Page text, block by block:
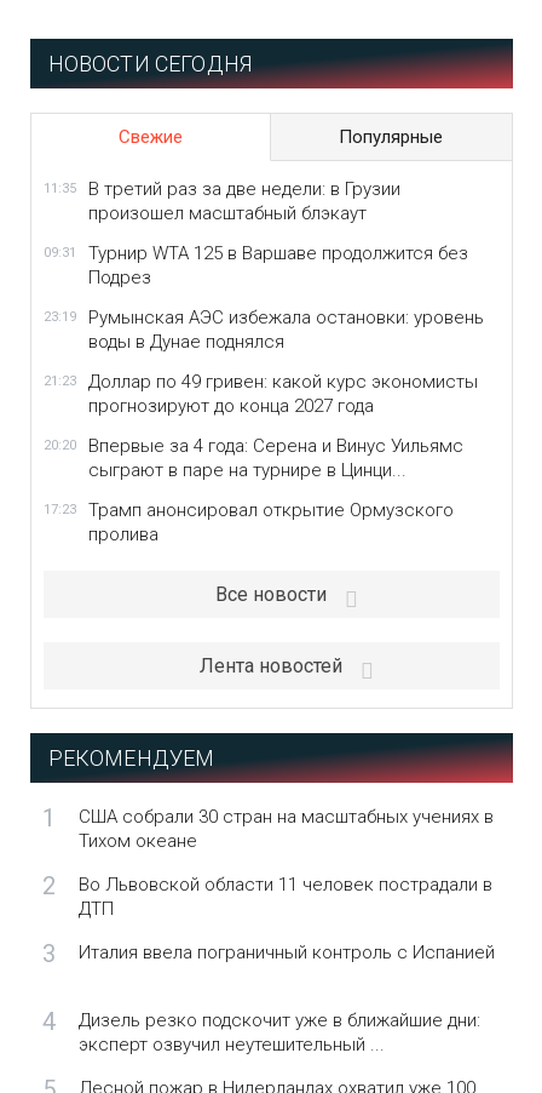
НОВОСТИ СЕГОДНЯ
Свежие Популярные
11:35
В третий раз за две недели: в Грузии
произошел масштабный блэкаут
09:31
Турнир WTA 125 в Варшаве продолжится без
Подрез
23:19
Румынская АЭС избежала остановки: уровень
воды в Дунае поднялся
21:23
Доллар по 49 гривен: какой курс экономисты
прогнозируют до конца 2027 года
20:20
Впервые за 4 года: Серена и Винус Уильямс
сыграют в паре на турнире в Цинци...
17:23
Трамп анонсировал открытие Ормузского
пролива
Все новости
Лента новостей
РЕКОМЕНДУЕМ
1
США собрали 30 стран на масштабных учениях в
Тихом океане
2
Во Львовской области 11 человек пострадали в
ДТП
3 Италия ввела пограничный контроль с Испанией
4
Дизель резко подскочит уже в ближайшие дни:
эксперт озвучил неутешительный ...
Лесной пожар в Нидерландах охватил уже 100